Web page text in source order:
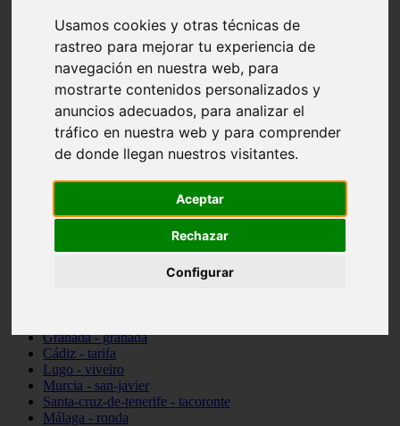
Usamos cookies y otras técnicas de
rastreo para mejorar tu experiencia de
navegación en nuestra web, para
mostrarte contenidos personalizados y
anuncios adecuados, para analizar el
tráfico en nuestra web y para comprender
de donde llegan nuestros visitantes.
Aceptar
Rechazar
Configurar
Madrid - pozuelo-de-alarcón
Teruel - sarrión
Cádiz - algodonales
Illes-balears - inca
Madrid - madrid
Málaga - torremolinos
Asturias - oviedo
Cádiz - el-puerto-de-santa-maría
Asturias - aller
Zaragoza - zaragoza
Valencia - valencia
Granada - granada
Cádiz - tarifa
Lugo - viveiro
Murcia - san-javier
Santa-cruz-de-tenerife - tacoronte
Málaga - ronda